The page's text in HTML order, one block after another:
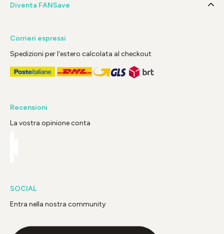
Diventa FANSave
Corrieri espressi
Spedizioni per l'estero calcolata al checkout
Recensioni
La vostra opinione conta
SOCIAL
Entra nella nostra community